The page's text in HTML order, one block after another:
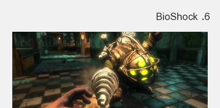
6. BioShock